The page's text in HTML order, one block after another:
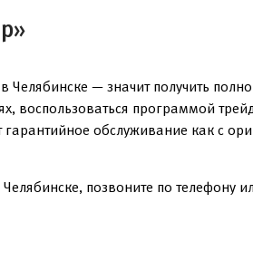
— значит получить
воспользоваться программой
обслуживание как с
позвоните по телефону